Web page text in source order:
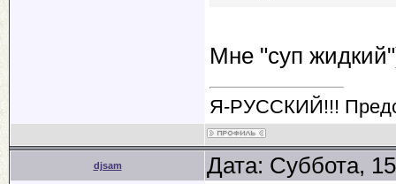
Мне "суп
Я-РУССКИЙ!!!
djsam Дата: Суббота,